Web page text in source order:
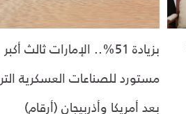
بزيادة 51%.. الإمارات ثالث أكبر
مستورد للصناعات العسكرية
بعد أمريكا وأذربيجان (أرقام)